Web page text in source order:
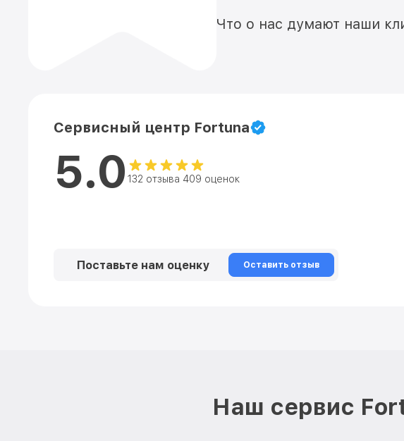
Что о нас думают наши
Сервисный центр Fortuna
5.0 132 отзыва 409 оценок
Поставьте нам оценку Оставить отзыв
Наш сервис